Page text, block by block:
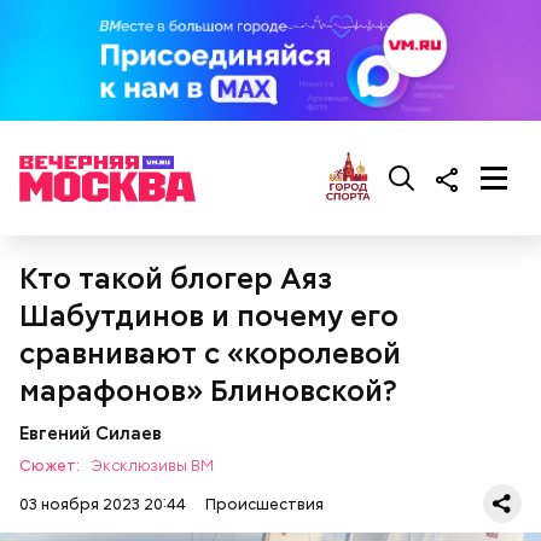
Кто такой блогер Аяз
Шабутдинов и почему его
сравнивают с «королевой
марафонов» Блиновской?
Евгений Силаев
Сюжет:
Эксклюзивы ВМ
03 ноября 2023 20:44
Происшествия
Еще одним поводом к началу расследования стало
Трудная жизненная ситуация
Также она в своем канале «Кровавая барыня»
негативно высказалась о любом проявлении
Другие подробности